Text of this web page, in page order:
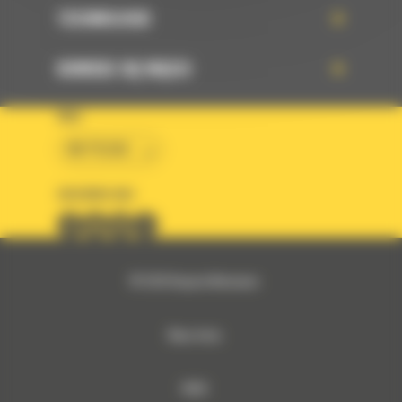
TECHNOLOGIE
DOWIEDZ SIĘ WIĘCEJ
KRAJ